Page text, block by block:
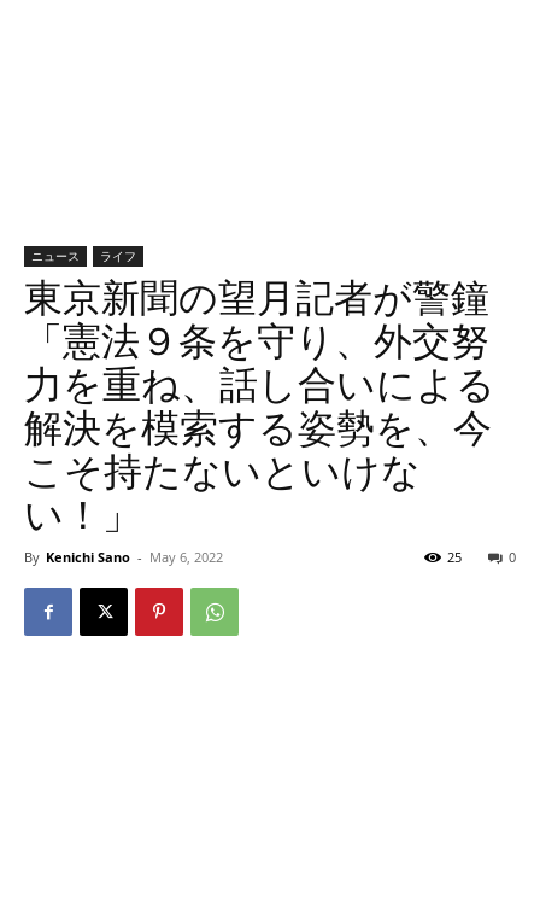
ニュース ライフ
東京新聞の望月記者が警鐘
「憲法９条を守り、外交努
力を重ね、話し合いによる
解決を模索する姿勢を、今
こそ持たないといけな
い！」
By Kenichi Sano - May 6, 2022 0
25